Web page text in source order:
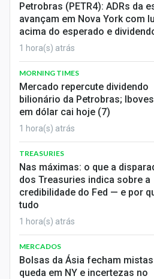
Colunas
Especiais
Internacional
Marketing
Tecnologia
Conteúdo de Marca
Sobre
Expediente
Petrobras (PETR4): ADRs da
avançam em Nova York com
acima do esperado e
1 hora(s) atrás
MORNING TIMES
Mercado repercute dividendo
bilionário da Petrobras;
em dólar cai hoje (7)
1 hora(s) atrás
TREASURIES
Nas máximas: o que a
dos Treasuries indica sobre a
credibilidade do Fed — e por
tudo
1 hora(s) atrás
MERCADOS
Bolsas da Ásia fecham
queda em NY e incertezas no